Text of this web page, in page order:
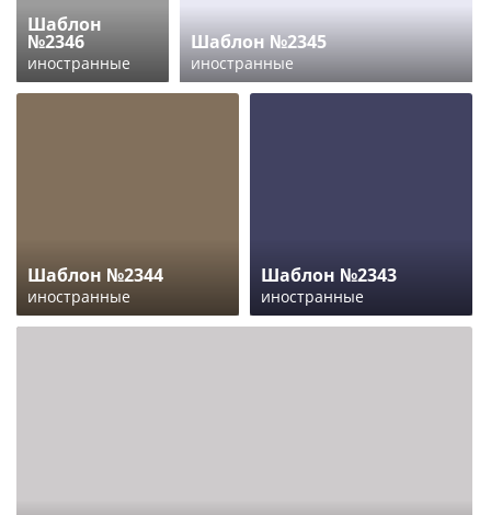
Шаблон
№2346
иностранные
Шаблон №2345
иностранные
Шаблон №2344
иностранные
Шаблон №2343
иностранные